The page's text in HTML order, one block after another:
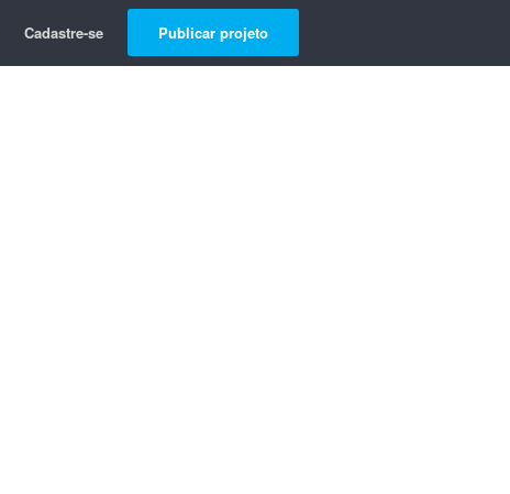
Cadastre-se Publicar projeto